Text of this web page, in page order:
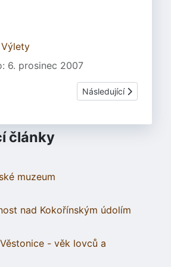
Výlety
6. prosinec 2007
Keltové v ChorvatskuDalší článek: Naučná
Následující
články
muzeum
nad Kokořínským údolím
- věk lovců a